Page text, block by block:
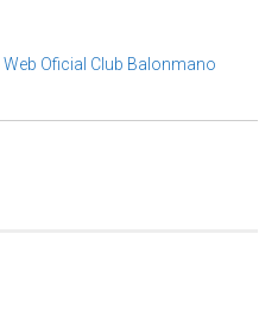
Web Oficial Club Balonmano